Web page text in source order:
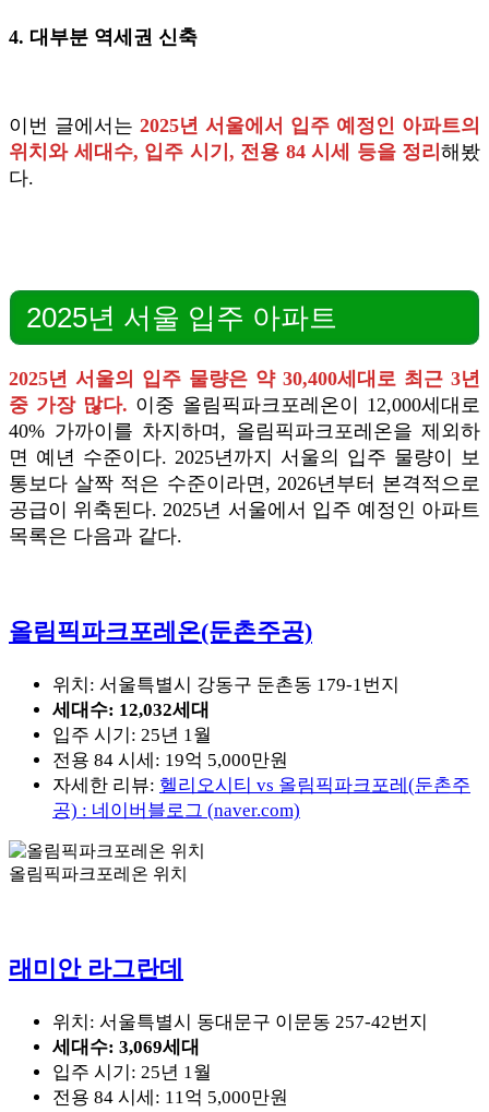
4. 대부분 역세권 신축
이번 글에서는 2025년 서울에서 입주 예정인 아파트의
위치와 세대수, 입주 시기, 전용 84 시세 등을 정리 해봤
다.
2025년 서울 입주 아파트
2025년 서울의 입주 물량은 약 30,400세대로 최근 3년
중 가장 많다. 이중 올림픽파크포레온이 12,000세대로
40% 가까이를 차지하며, 올림픽파크포레온을 제외하
면 예년 수준이다. 2025년까지 서울의 입주 물량이 보
통보다 살짝 적은 수준이라면, 2026년부터 본격적으로
공급이 위축된다. 2025년 서울에서 입주 예정인 아파트
목록은 다음과 같다.
올림픽파크포레온(둔촌주공)
위치: 서울특별시 강동구 둔촌동 179-1번지
세대수: 12,032세대
입주 시기: 25년 1월
전용 84 시세: 19억 5,000만원
자세한 리뷰: 헬리오시티 vs 올림픽파크포레(둔촌주
공) : 네이버블로그 (naver.com)
올림픽파크포레온 위치
래미안 라그란데
위치: 서울특별시 동대문구 이문동 257-42번지
세대수: 3,069세대
입주 시기: 25년 1월
전용 84 시세: 11억 5,000만원